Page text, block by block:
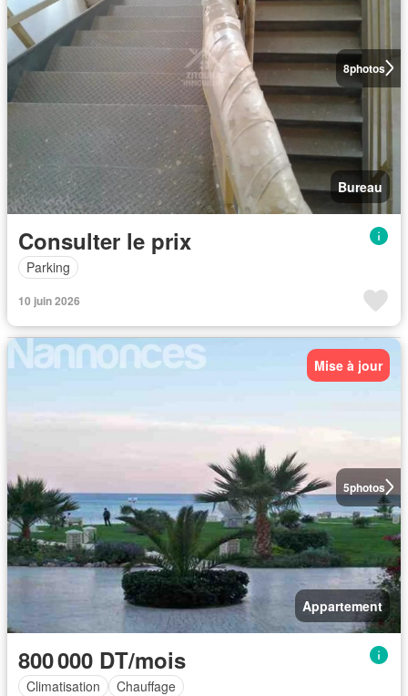
8photos
Bureau
Consulter le prix
Parking
10 juin 2026
5photos
Mise à jour
Appartement
800 000 DT/mois
Climatisation Chauffage